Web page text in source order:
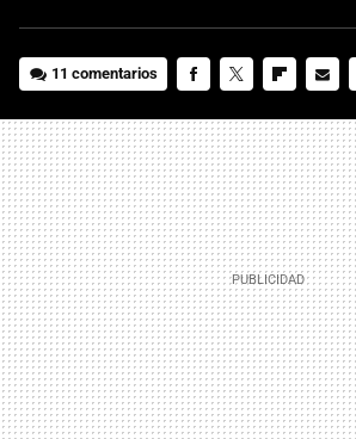
11 comentarios
MAIL